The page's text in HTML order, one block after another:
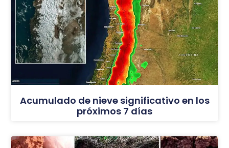
Acumulado de nieve significativo en los
próximos 7 días